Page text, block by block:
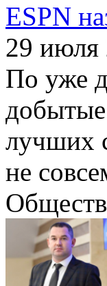
ESPN
29 июля
По уже
лучших
не